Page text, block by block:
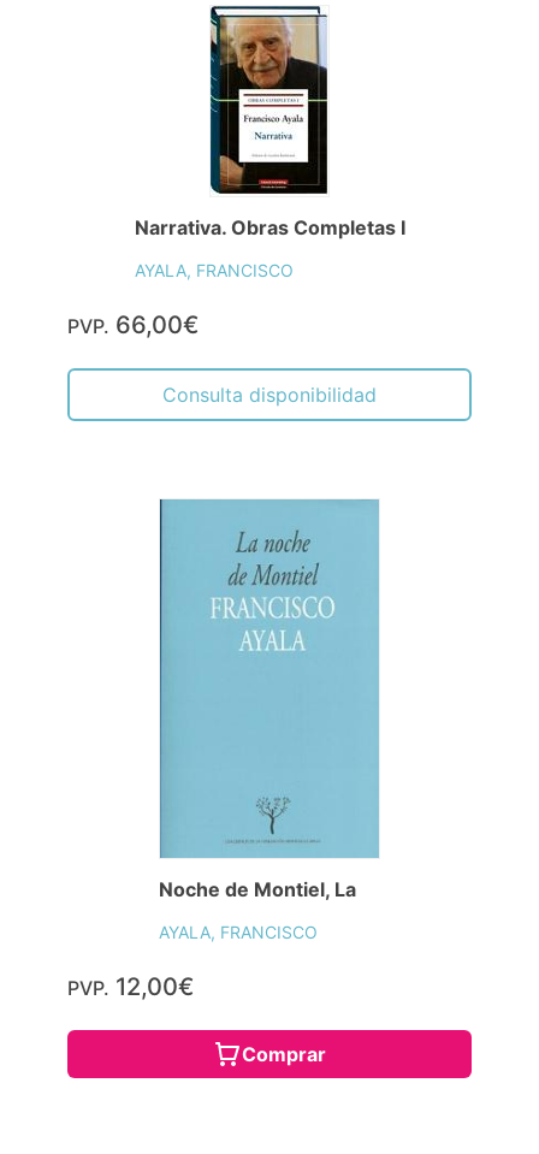
Narrativa. Obras Completas I
AYALA, FRANCISCO
PVP. 66,00€
Consulta disponibilidad
Noche de Montiel, La
AYALA, FRANCISCO
PVP. 12,00€
Comprar